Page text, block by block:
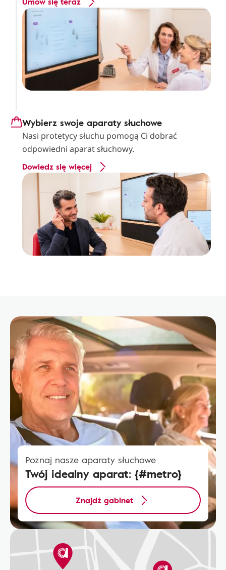
Wybierz swoje aparaty słuchowe
Nasi protetycy słuchu pomogą Ci dobrać
odpowiedni aparat słuchowy.
Dowiedz się więcej
Poznaj nasze aparaty słuchowe
Twój idealny aparat: {#metro}
Znajdź gabinet